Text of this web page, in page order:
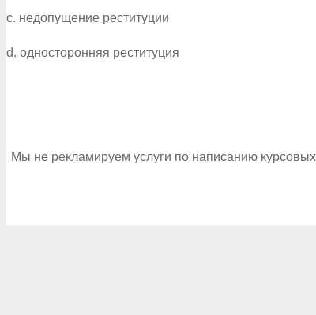
c. недопущение реституции
d. односторонняя реституция
Мы не рекламируем услуги по написанию